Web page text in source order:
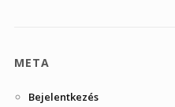
META
Bejelentkezés